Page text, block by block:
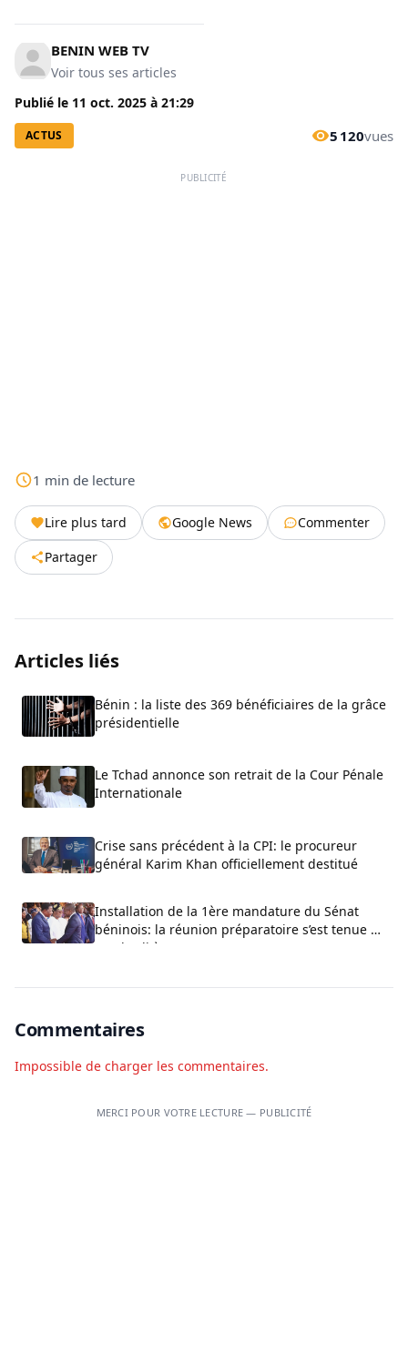
BENIN WEB TV
Voir tous ses articles
Publié le 11 oct. 2025 à 21:29
ACTUS 5 120vues
PUBLICITÉ
1 min de lecture
Lire plus tard Google News
Commenter
Partager
Articles liés
Bénin : la liste des 369 bénéficiaires de la grâce
présidentielle
Le Tchad annonce son retrait de la Cour Pénale
Internationale
Crise sans précédent à la CPI: le procureur
général Karim Khan officiellement destitué
Installation de la 1ère mandature du Sénat
béninois: la réunion préparatoire s’est tenue ce
vendredi à Cotonou
Commentaires
Impossible de charger les commentaires.
MERCI POUR VOTRE LECTURE — PUBLICITÉ